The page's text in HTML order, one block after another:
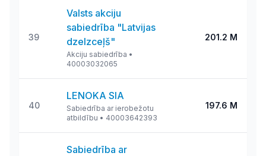
39
Valsts akciju
sabiedrība "Latvijas
dzelzceļš"
Akciju sabiedrība •
40003032065
201.2 M
40
LENOKA SIA
Sabiedrība ar ierobežotu
atbildību • 40003642393
197.6 M
Sabiedrība ar